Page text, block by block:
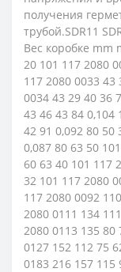
получения
трубой.SDR11
Вес коробке
20 101 117 2080
117 2080 0033 43
0034 43 29 40 36
43 46 43 84 0,104
42 91 0,092 80 50
0,087 80 63 50
60 63 40 101 117
32 101 117 2080
117 2080 0092
2080 0111 134
2080 0113 135 80
0127 152 112 75
0183 216 157 115